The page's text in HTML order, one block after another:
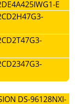
E
DS-96128NXI-